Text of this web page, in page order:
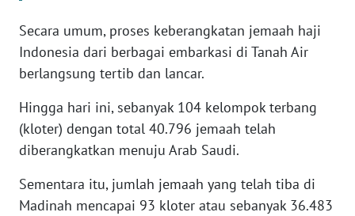
Secara umum, proses keberangkatan jemaah haji
Indonesia dari berbagai embarkasi di Tanah Air
berlangsung tertib dan lancar.
Hingga hari ini, sebanyak 104 kelompok terbang
(kloter) dengan total 40.796 jemaah telah
diberangkatkan menuju Arab Saudi.
Sementara itu, jumlah jemaah yang telah tiba di
Madinah mencapai 93 kloter atau sebanyak 36.483
REDAKSI
KARIR
DISCLAIMER
Wahana
Regional